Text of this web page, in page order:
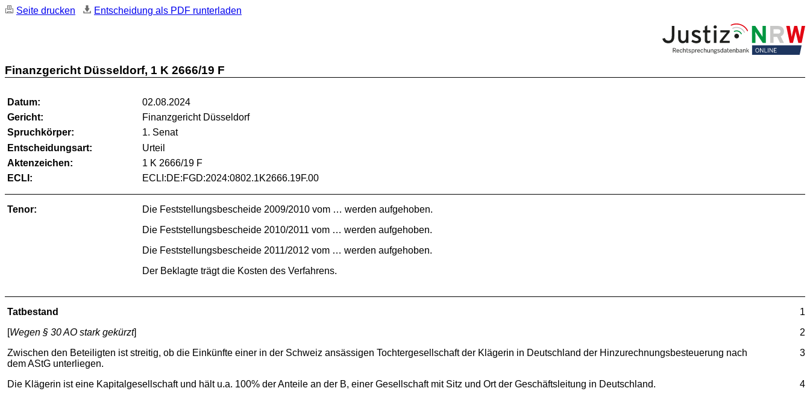
Seite drucken Entscheidung als PDF runterladen
Finanzgericht Düsseldorf, 1 K 2666/19 F
Datum:
02.08.2024
Gericht:
Finanzgericht Düsseldorf
Spruchkörper:
1. Senat
Entscheidungsart:
Urteil
Aktenzeichen:
1 K 2666/19 F
ECLI:
ECLI:DE:FGD:2024:0802.1K2666.19F.00
Tenor:
Die Feststellungsbescheide 2009/2010 vom … werden aufgehoben.
Die Feststellungsbescheide 2010/2011 vom … werden aufgehoben.
Die Feststellungsbescheide 2011/2012 vom … werden aufgehoben.
Der Beklagte trägt die Kosten des Verfahrens.
1
Tatbestand
2
[Wegen § 30 AO stark gekürzt]
3
Zwischen den Beteiligten ist streitig, ob die Einkünfte einer in der Schweiz ansässigen Tochtergesellschaft der Klägerin in Deutschland der Hinzurechnungsbesteuerung nach
dem AStG unterliegen.
4
Die Klägerin ist eine Kapitalgesellschaft und hält u.a. 100% der Anteile an der B, einer Gesellschaft mit Sitz und Ort der Geschäftsleitung in Deutschland.